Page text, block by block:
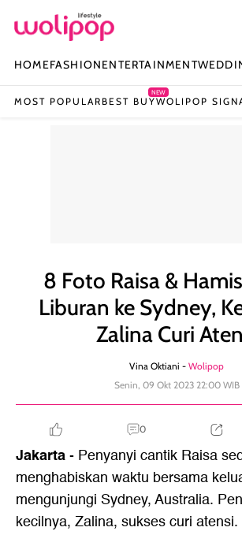
HOMEFASHIONENTERTAINMENT
MOST POPULAR BEST BUY
NEW
WOLIPOP
8 Foto Raisa &
Liburan ke Sydney,
Zalina Curi
Vina Oktiani - Wolipop
Senin, 09 Okt 2023 22:00 WIB
0
Jakarta- Penyanyi cantik Raisa
menghabiskan waktu bersama
mengunjungi Sydney, Australia.
kecilnya, Zalina, sukses curi atensi.